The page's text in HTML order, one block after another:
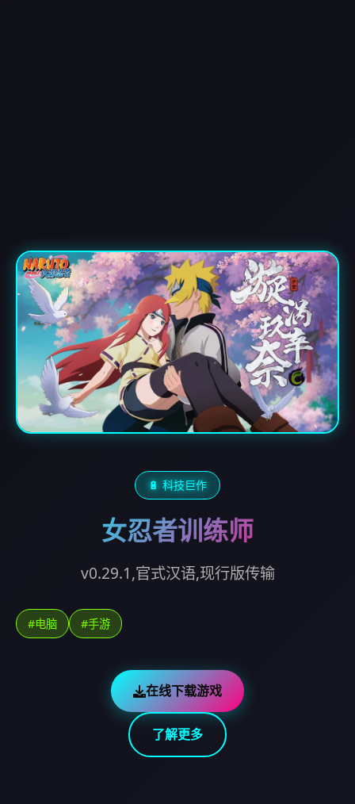
🔋 科技巨作
女忍者训练师
v0.29.1,官式汉语,现行版传输
#电脑 #手游
在线下载游戏
了解更多